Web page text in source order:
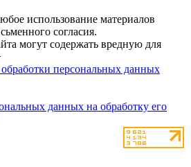
использование материалов
согласия.
могут содержать вредную для
персональных данных
данных на обработку его